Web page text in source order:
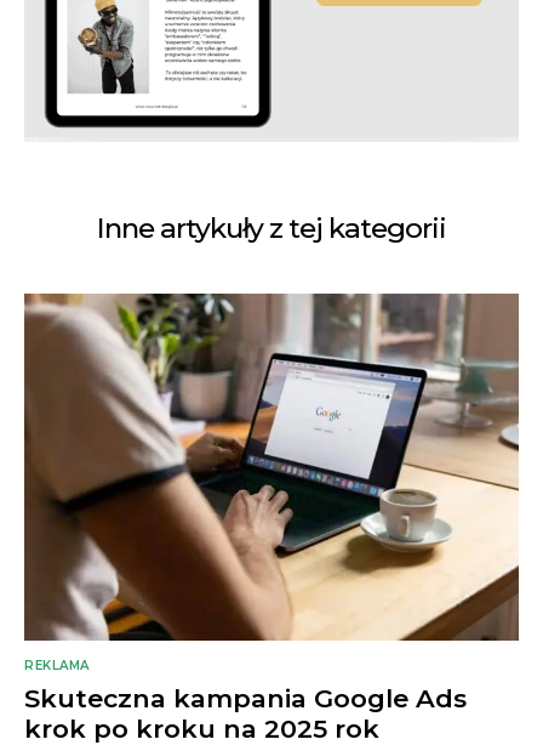
Inne artykuły z tej kategorii
REKLAMA
Skuteczna kampania Google Ads
krok po kroku na 2025 rok